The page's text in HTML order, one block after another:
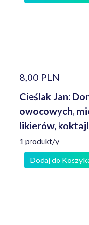
8,00 PLN
Cieślak Jan:
owocowych,
likierów,
1 produkt/y
Dodaj do